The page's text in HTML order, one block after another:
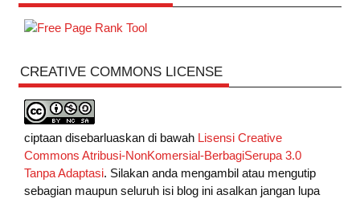
CREATIVE COMMONS LICENSE
ciptaan disebarluaskan di bawah Lisensi Creative
Commons Atribusi-NonKomersial-BerbagiSerupa 3.0
Tanpa Adaptasi. Silakan anda mengambil atau mengutip
sebagian maupun seluruh isi blog ini asalkan jangan lupa